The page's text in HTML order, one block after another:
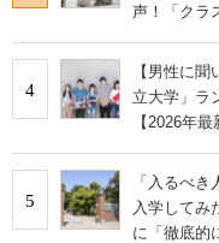
声！「クラ
4
【男性に
立大学」ラ
【2026年最
5
「入るべ
入学して
に「徹底的